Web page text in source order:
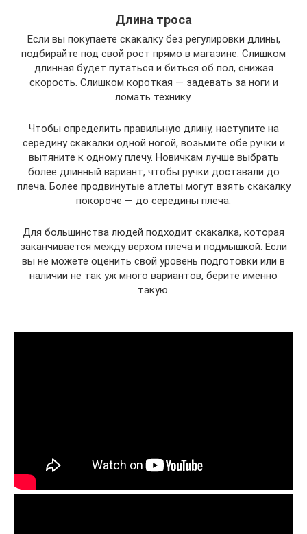
Длина троса
Если вы покупаете скакалку без регулировки длины,
подбирайте под свой рост прямо в магазине. Слишком
длинная будет путаться и биться об пол, снижая
скорость. Слишком короткая — задевать за ноги и
ломать технику.
Чтобы определить правильную длину, наступите на
середину скакалки одной ногой, возьмите обе ручки и
вытяните к одному плечу. Новичкам лучше выбрать
более длинный вариант, чтобы ручки доставали до
плеча. Более продвинутые атлеты могут взять скакалку
покороче — до середины плеча.
Для большинства людей подходит скакалка, которая
заканчивается между верхом плеча и подмышкой. Если
вы не можете оценить свой уровень подготовки или в
наличии не так уж много вариантов, берите именно
такую.